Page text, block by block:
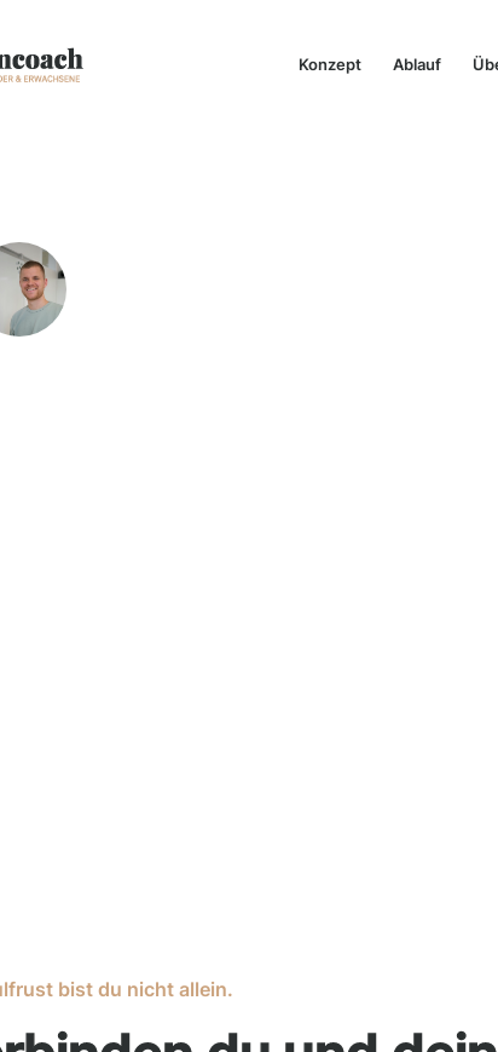
Konzept Ablauf
Genieße eine entspannte Schul- oder Studienzeit für
bist du nicht allein.